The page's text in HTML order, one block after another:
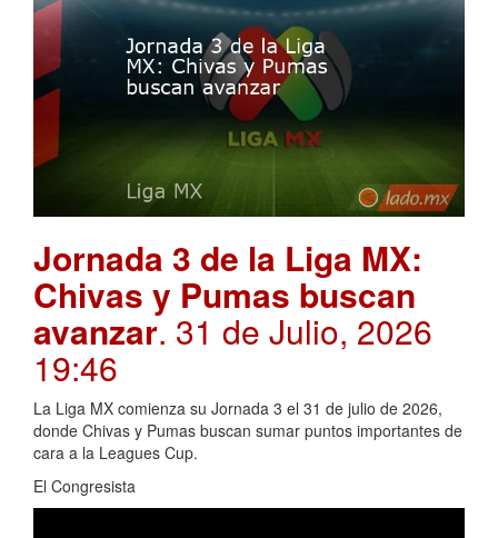
Jornada 3 de la Liga MX:
Chivas y Pumas buscan
avanzar. 31 de Julio, 2026
19:46
La Liga MX comienza su Jornada 3 el 31 de julio de 2026,
donde Chivas y Pumas buscan sumar puntos importantes de
cara a la Leagues Cup.
El Congresista